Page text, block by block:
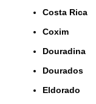
Costa Rica
Coxim
Douradina
Dourados
Eldorado